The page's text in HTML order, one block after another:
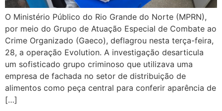
O Ministério Público do Rio Grande do Norte (MPRN),
por meio do Grupo de Atuação Especial de Combate ao
Crime Organizado (Gaeco), deflagrou nesta terça-feira,
28, a operação Evolution. A investigação desarticula
um sofisticado grupo criminoso que utilizava uma
empresa de fachada no setor de distribuição de
alimentos como peça central para conferir aparência de
[…]